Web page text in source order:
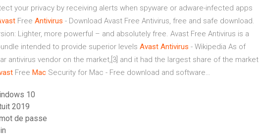
your privacy by receiving alerts when spyware or adware-infected apps
Free Antivirus - Download Avast Free Antivirus, free and safe download.
Lighter, more powerful – and absolutely free. Avast Free Antivirus is a
intended to provide superior levels Avast Antivirus - Wikipedia As of
antivirus vendor on the market,[3] and it had the largest share of the market
Free Mac Security for Mac - Free download and software…
10
2019
de passe